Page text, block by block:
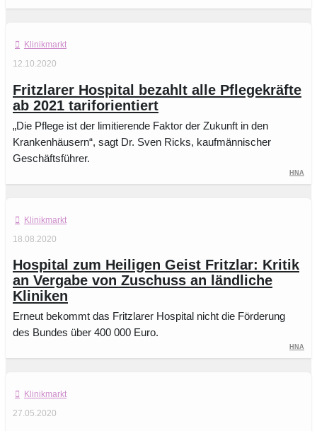
Klinikmarkt
12.10.2020
Fritzlarer Hospital bezahlt alle Pflegekräfte
ab 2021 tariforientiert
„Die Pflege ist der limitierende Faktor der Zukunft in den
Krankenhäusern“, sagt Dr. Sven Ricks, kaufmännischer
Geschäftsführer.
HNA
Klinikmarkt
18.08.2020
Hospital zum Heiligen Geist Fritzlar: Kritik
an Vergabe von Zuschuss an ländliche
Kliniken
Erneut bekommt das Fritzlarer Hospital nicht die Förderung
des Bundes über 400 000 Euro.
HNA
Klinikmarkt
27.05.2020